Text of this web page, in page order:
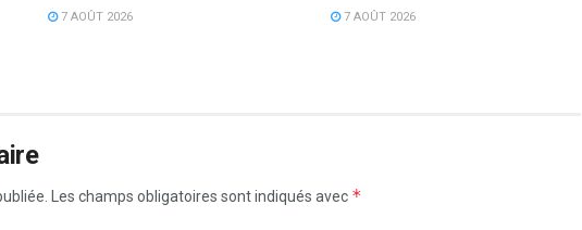
7 AOÛT 2026 7 AOÛT 2026
Les champs obligatoires sont indiqués avec *